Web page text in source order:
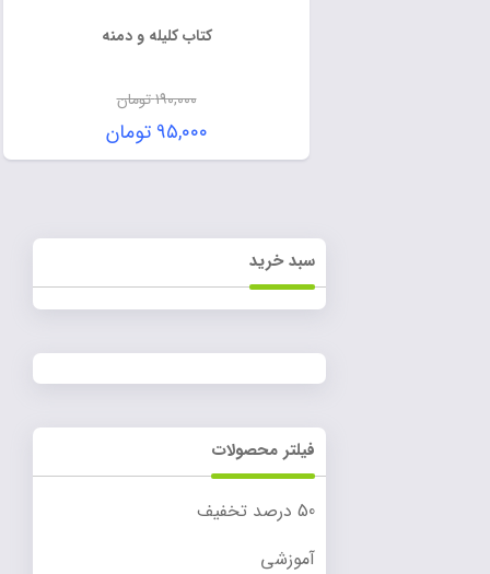
کتاب کلیله و دمنه
۱۹۰,۰۰۰تومان
۹۵,۰۰۰تومان
سبد خرید
فیلتر محصولات
50 درصد تخفیف
آموزشی